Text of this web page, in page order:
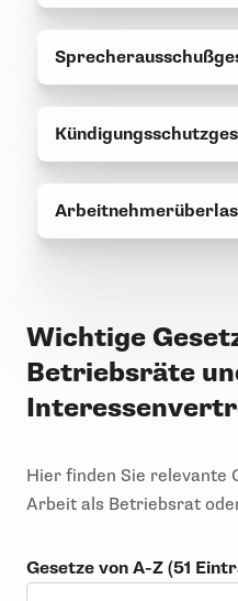
Wichtige
Betriebsräte
Hier finden Sie relevante
Arbeit als Betriebsrat
Gesetze von A-Z (51